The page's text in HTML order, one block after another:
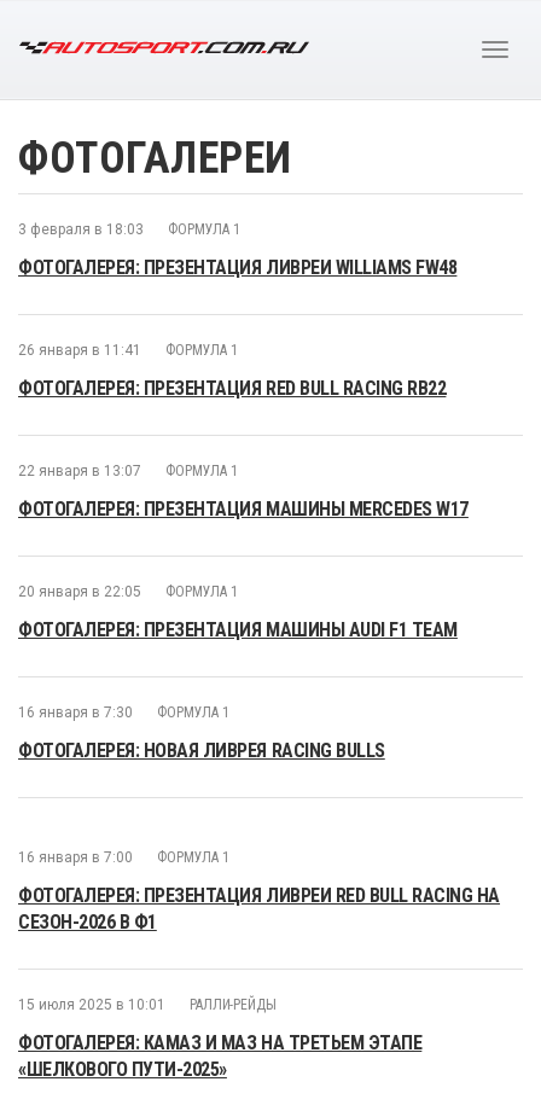
ФОТОГАЛЕРЕИ
3 февраля в 18:03 ФОРМУЛА 1
ФОТОГАЛЕРЕЯ: ПРЕЗЕНТАЦИЯ ЛИВРЕИ WILLIAMS FW48
26 января в 11:41 ФОРМУЛА 1
ФОТОГАЛЕРЕЯ: ПРЕЗЕНТАЦИЯ RED BULL RACING RB22
22 января в 13:07 ФОРМУЛА 1
ФОТОГАЛЕРЕЯ: ПРЕЗЕНТАЦИЯ МАШИНЫ MERCEDES W17
20 января в 22:05 ФОРМУЛА 1
ФОТОГАЛЕРЕЯ: ПРЕЗЕНТАЦИЯ МАШИНЫ AUDI F1 TEAM
16 января в 7:30 ФОРМУЛА 1
ФОТОГАЛЕРЕЯ: НОВАЯ ЛИВРЕЯ RACING BULLS
16 января в 7:00 ФОРМУЛА 1
ФОТОГАЛЕРЕЯ: ПРЕЗЕНТАЦИЯ ЛИВРЕИ RED BULL RACING НА
СЕЗОН-2026 В Ф1
15 июля 2025 в 10:01 РАЛЛИ-РЕЙДЫ
ФОТОГАЛЕРЕЯ: КАМАЗ И МАЗ НА ТРЕТЬЕМ ЭТАПЕ
«ШЕЛКОВОГО ПУТИ-2025»